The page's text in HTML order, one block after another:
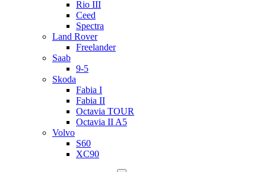
Rio III
Ceed
Spectra
Land Rover
Freelander
Saab
9-5
Skoda
Fabia I
Fabia II
Octavia TOUR
Octavia II A5
Volvo
S60
XC90